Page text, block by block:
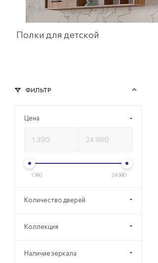
Полки для детской
ФИЛЬТР
Цена
1 390 24 980
Количество дверей
Коллекция
Наличие зеркала